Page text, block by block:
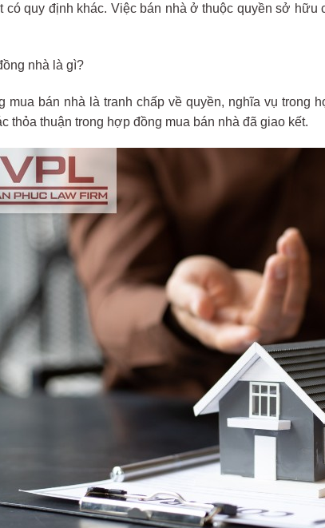
có quy định khác. Việc bán nhà ở thuộc quyền sở
nhà là gì?
mua bán nhà là tranh chấp về quyền, nghĩa vụ
thỏa thuận trong hợp đồng mua bán nhà đã giao kết.